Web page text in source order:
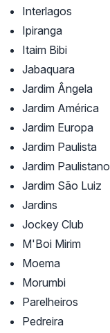
Interlagos
Ipiranga
Itaim Bibi
Jabaquara
Jardim Ângela
Jardim América
Jardim Europa
Jardim Paulista
Jardim Paulistano
Jardim São Luiz
Jardins
Jockey Club
M'Boi Mirim
Moema
Morumbi
Parelheiros
Pedreira